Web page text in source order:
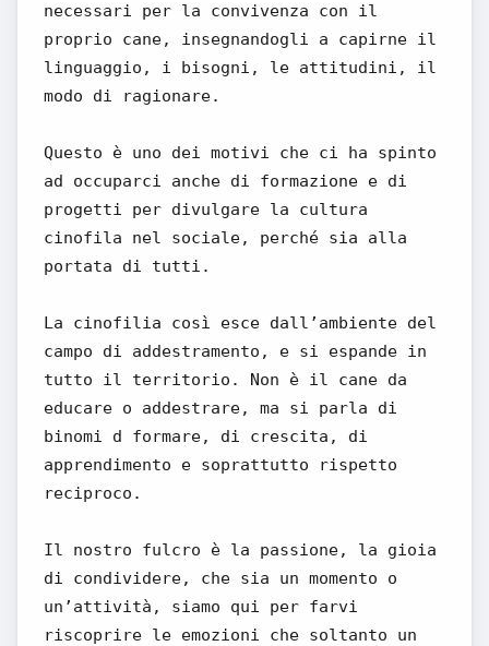
necessari per la convivenza con il
proprio cane, insegnandogli a capirne il
linguaggio, i bisogni, le attitudini, il
modo di ragionare.
Questo è uno dei motivi che ci ha spinto
ad occuparci anche di formazione e di
progetti per divulgare la cultura
cinofila nel sociale, perché sia alla
portata di tutti.
La cinofilia così esce dall’ambiente del
campo di addestramento, e si espande in
tutto il territorio. Non è il cane da
educare o addestrare, ma si parla di
binomi d formare, di crescita, di
apprendimento e soprattutto rispetto
reciproco.
Il nostro fulcro è la passione, la gioia
di condividere, che sia un momento o
un’attività, siamo qui per farvi
riscoprire le emozioni che soltanto un